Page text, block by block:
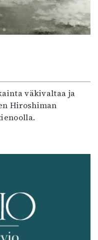
väkivaltaa ja
Hiroshiman